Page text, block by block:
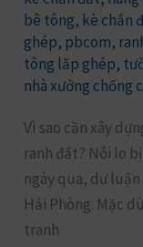
bê tông, kè chắn
ghép, pbcom,
tông lăp ghép,
nhà xưởng chống
Vì sao cần xây
ranh đất? Nỗi lo
ngày qua, dư
Hải Phòng. Mặc
tranh
lắp
ghép
Pbcom
là
pháp
bảo
vệ
ranh
đất?